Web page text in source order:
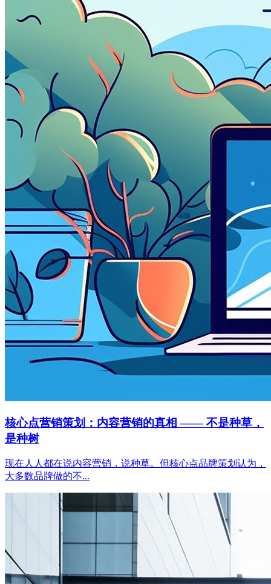
核心点营销策划：内容营销的真相 —— 不是种草，
是种树
现在人人都在说内容营销，说种草。但核心点品牌策划认为，
大多数品牌做的不...